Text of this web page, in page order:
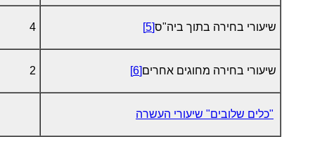
שיעורי בחירה בתוך ביה"ס[5]
4
שיעורי בחירה מחוגים אחרים[6]
2
"כלים שלובים" שיעורי העשרה